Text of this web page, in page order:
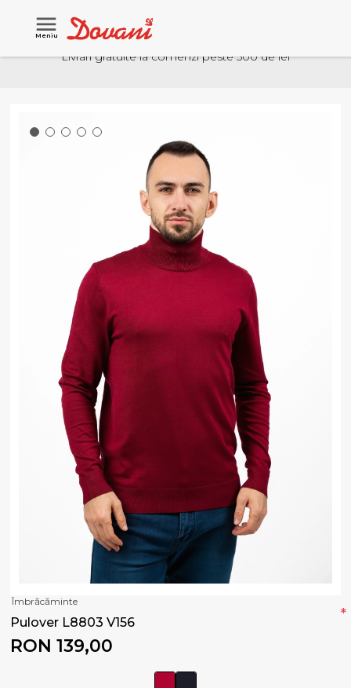
Meniu
Livrari gratuite la comenzi peste 500 de lei
Îmbrăcăminte
Pulover L8803 V156
RON 139,00
*